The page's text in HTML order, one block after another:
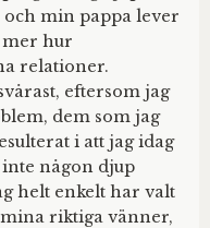
och min pappa lever
mer hur
relationer.
eftersom jag
dem som jag
i att jag idag
någon djup
helt enkelt har valt
riktiga vänner,